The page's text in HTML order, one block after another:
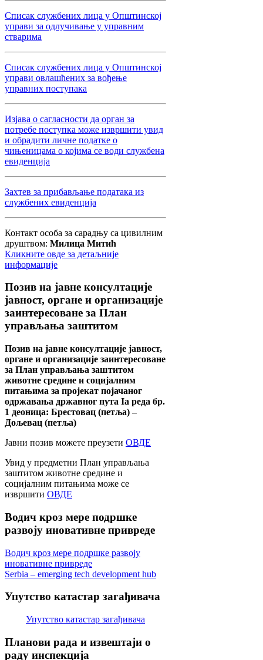
Списак службених лица у Општинској
управи за одлучивање у управним
стварима
Списак службених лица у Општинској
управи овлашћених за вођење
управних поступака
Изјава о сагласности да орган за
потребе поступка може извршити увид
и обрадити личне податке о
чињеницама о којима се води службена
евиденција
Захтев за прибављање података из
службених евиденција
Контакт особа за сарадњу са цивилним
друштвом: Милица Митић
Кликните овде за детаљније
информације
Позив на јавне консултације
јавност, органе и организације
заинтересоване за План
управљања заштитом
Позив на јавне консултације јавност,
органе и организације заинтересоване
за План управљања заштитом
животне средине и социјалним
питањима за пројекат појачаног
одржавања државног пута Ia реда бр.
1 деоница: Брестовац (петља) –
Дољевац (петља)
Јавни позив можете преузети ОВДЕ
Увид у предметни План управљања
заштитом животне средине и
социјалним питањима може се
извршити ОВДЕ
Водич кроз мере подршке
развоју иновативне привреде
Водич кроз мере подршке развоју
иновативне привреде
Serbia – emerging tech development hub
Упутство катастар загађивача
Упутство катастар загађивача
Планови рада и извештаји о
раду инспекција